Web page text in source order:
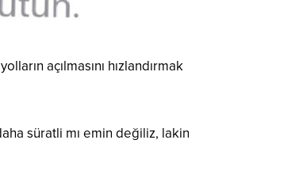
açılmasını hızlandırmak
süratli mı emin değiliz, lakin